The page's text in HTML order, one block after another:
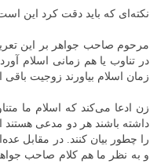
نکته‌ای که باید دقت کرد این
مرحوم صاحب جواهر بر این
در تناوب یا هم زمانی اسلام
زمان اسلام بیاورند زوجیت
زن ادعا می‌کند که اسلام ما
داشته باشند هر دو مدعی
را چطور بیان کنند. در مقابل
و به نظر ما هم کلام صاحب